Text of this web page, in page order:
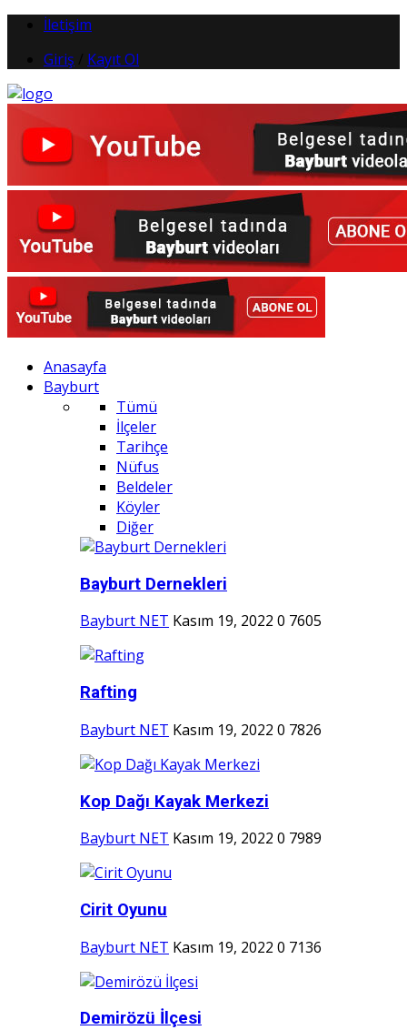
İletişim
Giriş
Kayıt Ol
Anasayfa
Bayburt
Tümü
İlçeler
Tarihçe
Nüfus
Beldeler
Köyler
Diğer
Bayburt Dernekleri
Bayburt NET Kasım 19, 2022 0 7605
Rafting
Bayburt NET Kasım 19, 2022 0 7826
Kop Dağı Kayak Merkezi
Bayburt NET Kasım 19, 2022 0 7989
Cirit Oyunu
Bayburt NET Kasım 19, 2022 0 7136
Demirözü İlçesi